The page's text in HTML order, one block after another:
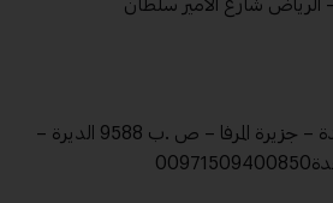
– الرياض شارع الامير سلطان
دبي، الامارات العربية المتحدة – جزيرة المرفا – ص .ب 9588 الديرة –